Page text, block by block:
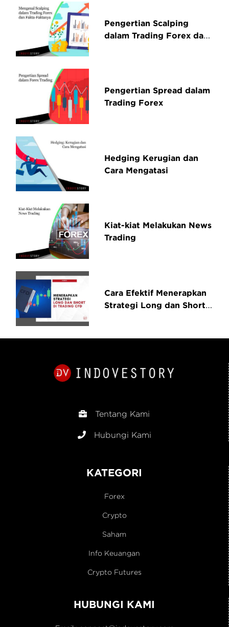
Pengertian Scalping
dalam Trading Forex dan
Pengertian Spread dalam
Trading Forex
Hedging Kerugian dan
Cara Mengatasi
Kiat-kiat Melakukan News
Trading
Cara Efektif Menerapkan
Strategi Long dan Short
Tentang Kami
Hubungi Kami
KATEGORI
Forex
Crypto
Saham
Info Keuangan
Crypto Futures
HUBUNGI KAMI